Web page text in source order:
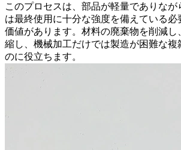
このプロセスは、部品が軽量でありなが
は最終使用に十分な強度を備えている必
価値があります。材料の廃棄物を削減し
縮し、機械加工だけでは製造が困難な複
のに役立ちます。